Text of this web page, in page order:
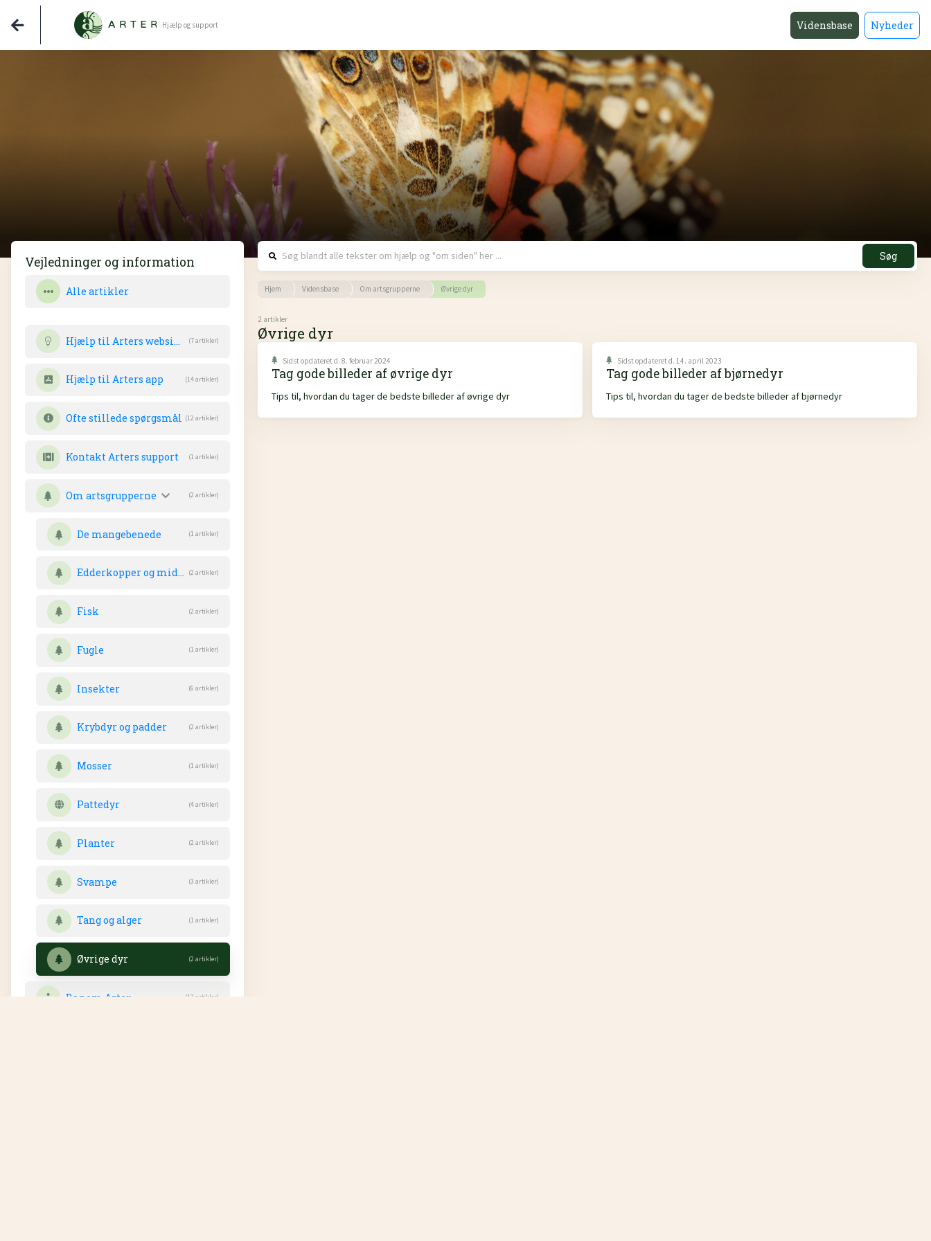
Hjælp og support Vidensbase Nyheder
Vejledninger og information
Alle artikler
Hjælp til Arters webside (7 artikler)
Hjælp til Arters app (14 artikler)
Ofte stillede spørgsmål (12 artikler)
Kontakt Arters support (1 artikler)
Om artsgrupperne (2 artikler)
De mangebenede (1 artikler)
Edderkopper og mider m.m. (2 artikler)
Fisk (2 artikler)
Fugle (1 artikler)
Insekter (6 artikler)
Krybdyr og padder (2 artikler)
Mosser (1 artikler)
Pattedyr (4 artikler)
Planter (2 artikler)
Svampe (3 artikler)
Tang og alger (1 artikler)
Øvrige dyr (2 artikler)
Bag om Arter (13 artikler)
Søg
Hjem Vidensbase Om artsgrupperne Øvrige dyr
2 artikler
Øvrige dyr
Sidst opdateret d. 8. februar 2024
Tag gode billeder af øvrige dyr
Tips til, hvordan du tager de bedste billeder af øvrige dyr
Sidst opdateret d. 14. april 2023
Tag gode billeder af bjørnedyr
Tips til, hvordan du tager de bedste billeder af bjørnedyr